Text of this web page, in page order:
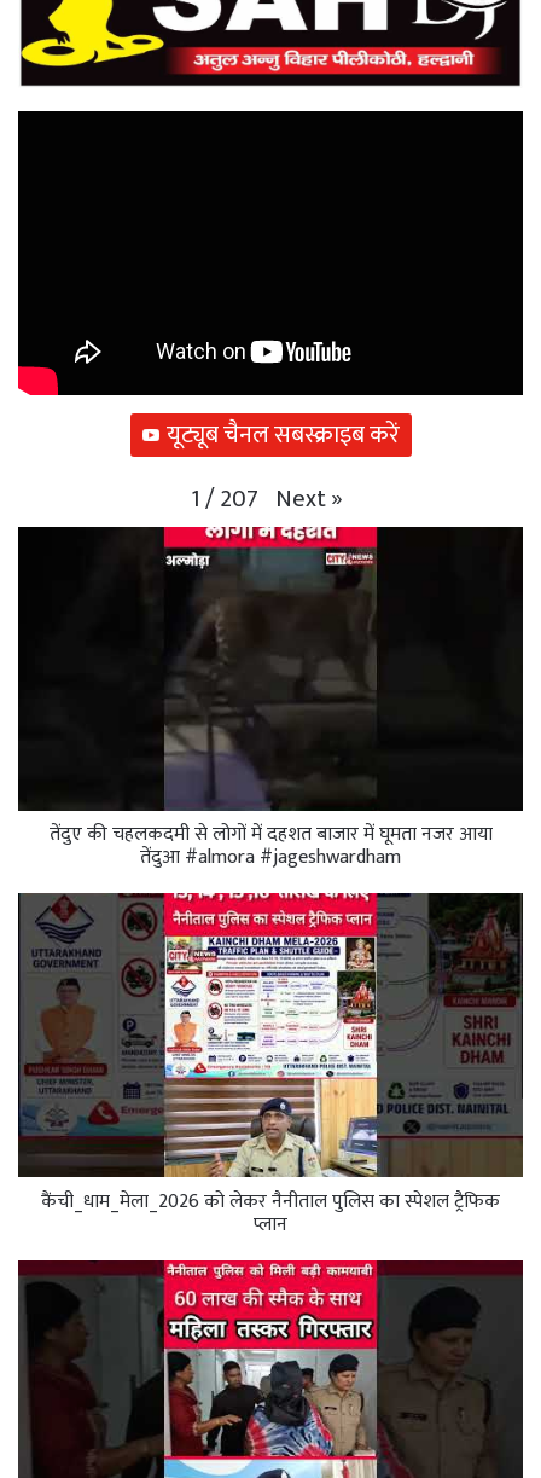
यूट्यूब चैनल सबस्क्राइब करें
1/207 Next»
तेंदुए की चहलकदमी से लोगों में दहशत बाजार में घूमता नजर आया
तेंदुआ #almora #jageshwardham
कैंची_धाम_मेला_2026 को लेकर नैनीताल पुलिस का स्पेशल ट्रैफिक
प्लान